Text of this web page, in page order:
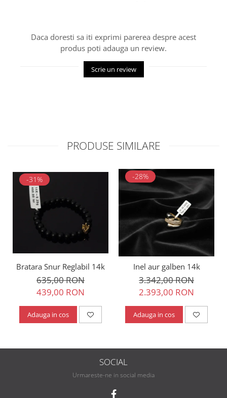
Daca doresti sa iti exprimi parerea despre acest
produs poti adauga un review.
Scrie un review
PRODUSE SIMILARE
-31%
Bratara Snur Reglabil 14k
635,00 RON
439,00 RON
Adauga in cos
-28%
Inel aur galben 14k
3.342,00 RON
2.393,00 RON
Adauga in cos
SOCIAL
Urmareste-ne in social media